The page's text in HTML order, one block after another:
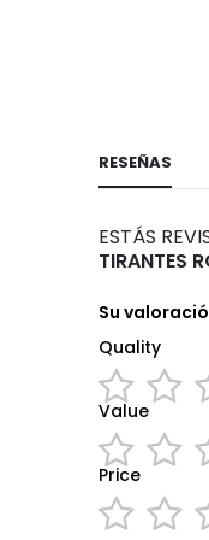
imágenes
RESEÑAS
ESTÁS
TIRANTES
Su
Quality
1
star
2
stars
3
stars
4
stars
5
stars
Value
1
star
2
stars
3
stars
4
stars
5
stars
Price